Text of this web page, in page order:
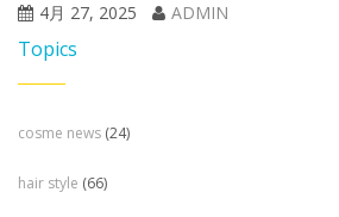
4月 27, 2025 ADMIN
Topics
cosme news (24)
hair style (66)